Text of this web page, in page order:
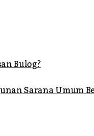
Bulog?
Sarana Umum